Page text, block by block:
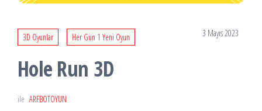
3D Oyunlar Her Gün 1 Yeni Oyun 3 Mayıs 2023
Hole Run 3D
ile ARFBOTOYUN